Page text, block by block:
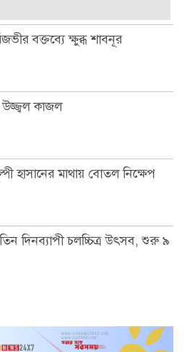
বক্তব্যে ক্ষুব্ধ শাবনূর
কাজল
হাসানের মাথায় বোতল নিক্ষেপ
দিনব্যাপী চলচ্চিত্র উৎসব, শুরু ৯